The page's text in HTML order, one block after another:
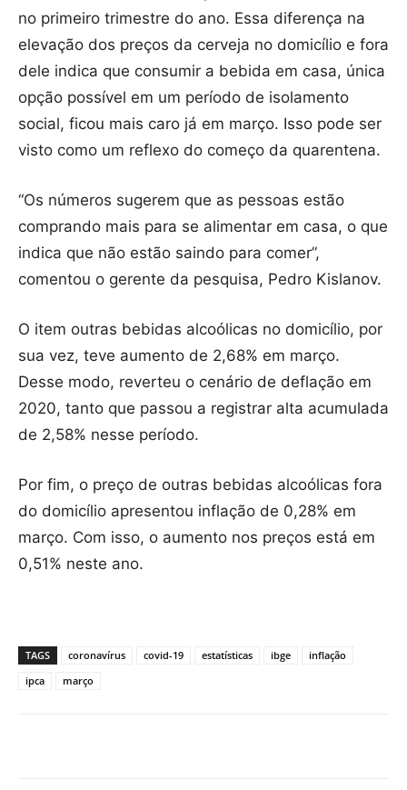
no primeiro trimestre do ano. Essa diferença na
elevação dos preços da cerveja no domicílio e fora
dele indica que consumir a bebida em casa, única
opção possível em um período de isolamento
social, ficou mais caro já em março. Isso pode ser
visto como um reflexo do começo da quarentena.
“Os números sugerem que as pessoas estão
comprando mais para se alimentar em casa, o que
indica que não estão saindo para comer”,
comentou o gerente da pesquisa, Pedro Kislanov.
O item outras bebidas alcoólicas no domicílio, por
sua vez, teve aumento de 2,68% em março.
Desse modo, reverteu o cenário de deflação em
2020, tanto que passou a registrar alta acumulada
de 2,58% nesse período.
Por fim, o preço de outras bebidas alcoólicas fora
do domicílio apresentou inflação de 0,28% em
março. Com isso, o aumento nos preços está em
0,51% neste ano.
TAGS coronavírus covid-19 estatísticas ibge
inflação
ipca
março